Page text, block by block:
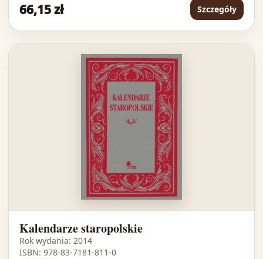
66,15 zł Szczegóły
Kalendarze staropolskie
Rok wydania: 2014
ISBN: 978-83-7181-811-0